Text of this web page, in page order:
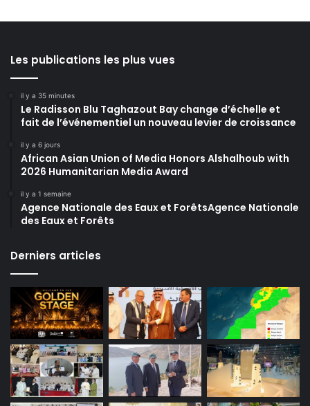
Les publications les plus vues
il y a 35 minutes
Le Radisson Blu Taghazout Bay change d’échelle et
fait de l’événementiel un nouveau levier de croissance
il y a 6 jours
African Asian Union of Media Honors Alshalhoub with
2026 Humanitarian Media Award
il y a 1 semaine
Agence Nationale des Eaux et ForêtsAgence Nationale
des Eaux et Forêts
Derniers articles